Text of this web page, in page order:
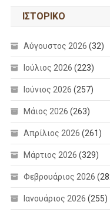
ΙΣΤΟΡΙΚΌ
Αύγουστος 2026 (32)
Ιούλιος 2026 (223)
Ιούνιος 2026 (257)
Μάιος 2026 (263)
Απρίλιος 2026 (261)
Μάρτιος 2026 (329)
Φεβρουάριος 2026
Ιανουάριος 2026 (255)